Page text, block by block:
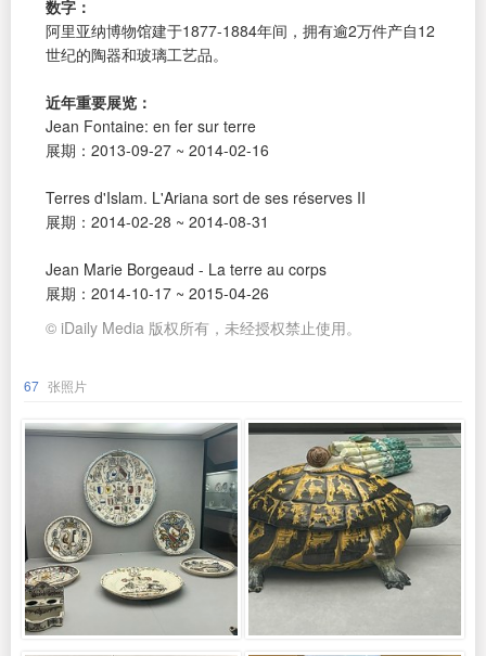
数字：
阿里亚纳博物馆建于1877-1884年间，拥有逾2万件产自12
世纪的陶器和玻璃工艺品。
近年重要展览：
Jean Fontaine: en fer sur terre
展期：2013-09-27 ~ 2014-02-16
Terres d'Islam. L'Ariana sort de ses réserves II
展期：2014-02-28 ~ 2014-08-31
Jean Marie Borgeaud - La terre au corps
展期：2014-10-17 ~ 2015-04-26
© iDaily Media 版权所有，未经授权禁止使用。
67 张照片